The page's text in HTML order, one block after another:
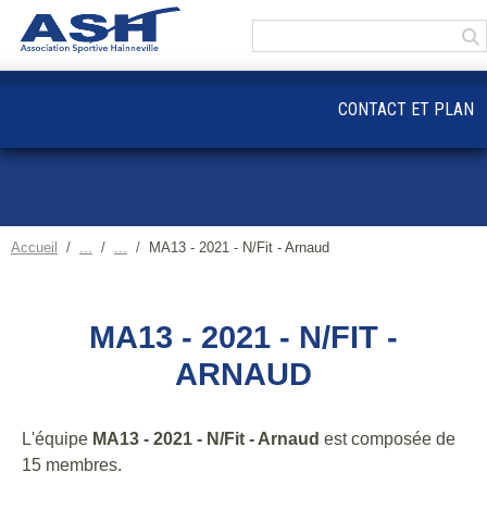
Accueil MA13 - 2021 - N/Fit - Arnaud
MA13 - 2021 - N/FIT -
ARNAUD
L'équipe MA13 - 2021 - N/Fit - Arnaud est composée de
15 membres.
CONTACT ET PLAN
Panneau de gestion des cookies